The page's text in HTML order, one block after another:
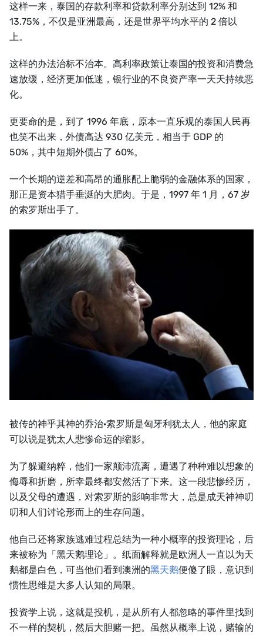
这样一来，泰国的存款利率和贷款利率分别达到 12% 和
13.75%，不仅是亚洲最高，还是世界平均水平的 2 倍以
上。
这样的办法治标不治本。高利率政策让泰国的投资和消费急
速放缓，经济更加低迷，银行业的不良资产率一天天持续恶
化。
更要命的是，到了 1996 年底，原本一直乐观的泰国人民再
也笑不出来，外债高达 930 亿美元，相当于 GDP 的
50%，其中短期外债占了 60%。
一个长期的逆差和高昂的通胀配上脆弱的金融体系的国家，
那正是资本猎手垂涎的大肥肉。于是，1997 年 1 月，67 岁
的索罗斯出手了。
被传的神乎其神的乔治·索罗斯是匈牙利犹太人，他的家庭
可以说是犹太人悲惨命运的缩影。
为了躲避纳粹，他们一家颠沛流离，遭遇了种种难以想象的
侮辱和折磨，所幸最终都安然活了下来。这一段悲惨经历，
以及父母的遭遇，对索罗斯的影响非常大，总是成天神神叨
叨和人们讨论形而上的生存问题。
他自己还将家族逃难过程总结为一种小概率的投资理论，后
来被称为「黑天鹅理论」。纸面解释就是欧洲人一直以为天
鹅都是白色，可当他们看到澳洲的黑天鹅便傻了眼，意识到
惯性思维是大多人认知的局限。
投资学上说，这就是投机，是从所有人都忽略的事件里找到
不一样的契机，然后大胆赌一把。虽然从概率上说，赌输的